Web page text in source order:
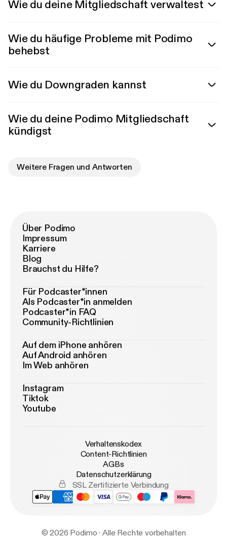
Wie du deine Mitgliedschaft verwaltest
Wie du häufige Probleme mit Podimo
behebst
Wie du Downgraden kannst
Wie du deine Podimo Mitgliedschaft
kündigst
Weitere Fragen und Antworten
Über Podimo
Impressum
Karriere
Blog
Brauchst du Hilfe?
Für Podcaster*innen
Als Podcaster*in anmelden
Podcaster*in FAQ
Community-Richtlinien
Auf dem iPhone anhören
Auf Android anhören
Im Web anhören
Instagram
Tiktok
Youtube
Verhaltenskodex
Content-Richtlinien
AGBs
Datenschutzerklärung
SSL Zertifizierte Verbindung
© 2026 Podimo · Alle Rechte vorbehalten